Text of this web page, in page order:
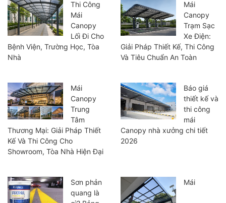
Thi Công
Mái
Canopy
Lối Đi Cho
Bệnh Viện, Trường Học, Tòa
Nhà
Mái
Canopy
Trạm Sạc
Xe Điện:
Giải Pháp Thiết Kế, Thi Công
Và Tiêu Chuẩn An Toàn
Mái
Canopy
Trung
Tâm
Thương Mại: Giải Pháp Thiết
Kế Và Thi Công Cho
Showroom, Tòa Nhà Hiện Đại
Báo giá
thiết kế và
thi công
mái
Canopy nhà xưởng chi tiết
2026
Sơn phản
quang là
Mái